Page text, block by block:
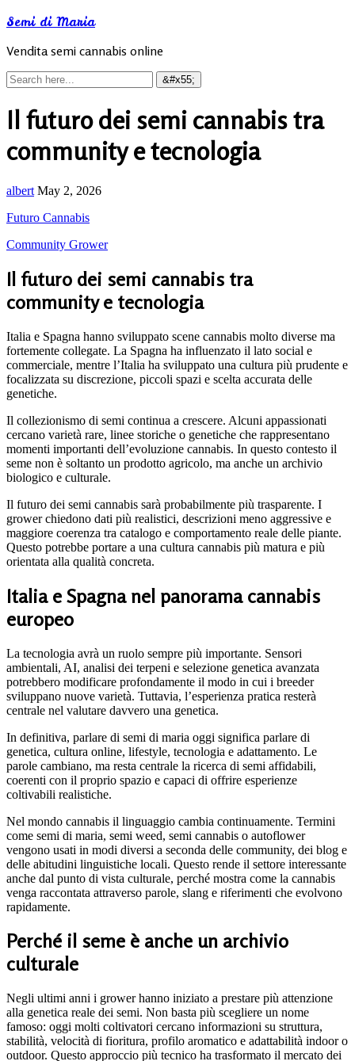
Semi di Maria
Vendita semi cannabis online
Il futuro dei semi cannabis tra
community e tecnologia
albert May 2, 2026
Futuro Cannabis
Community Grower
Il futuro dei semi cannabis tra
community e tecnologia
Italia e Spagna hanno sviluppato scene cannabis molto diverse ma
fortemente collegate. La Spagna ha influenzato il lato social e
commerciale, mentre l’Italia ha sviluppato una cultura più prudente e
focalizzata su discrezione, piccoli spazi e scelta accurata delle
genetiche.
Il collezionismo di semi continua a crescere. Alcuni appassionati
cercano varietà rare, linee storiche o genetiche che rappresentano
momenti importanti dell’evoluzione cannabis. In questo contesto il
seme non è soltanto un prodotto agricolo, ma anche un archivio
biologico e culturale.
Il futuro dei semi cannabis sarà probabilmente più trasparente. I
grower chiedono dati più realistici, descrizioni meno aggressive e
maggiore coerenza tra catalogo e comportamento reale delle piante.
Questo potrebbe portare a una cultura cannabis più matura e più
orientata alla qualità concreta.
Italia e Spagna nel panorama cannabis
europeo
La tecnologia avrà un ruolo sempre più importante. Sensori
ambientali, AI, analisi dei terpeni e selezione genetica avanzata
potrebbero modificare profondamente il modo in cui i breeder
sviluppano nuove varietà. Tuttavia, l’esperienza pratica resterà
centrale nel valutare davvero una genetica.
In definitiva, parlare di semi di maria oggi significa parlare di
genetica, cultura online, lifestyle, tecnologia e adattamento. Le
parole cambiano, ma resta centrale la ricerca di semi affidabili,
coerenti con il proprio spazio e capaci di offrire esperienze
coltivabili realistiche.
Nel mondo cannabis il linguaggio cambia continuamente. Termini
come semi di maria, semi weed, semi cannabis o autoflower
vengono usati in modi diversi a seconda delle community, dei blog e
delle abitudini linguistiche locali. Questo rende il settore interessante
anche dal punto di vista culturale, perché mostra come la cannabis
venga raccontata attraverso parole, slang e riferimenti che evolvono
rapidamente.
Perché il seme è anche un archivio
culturale
Negli ultimi anni i grower hanno iniziato a prestare più attenzione
alla genetica reale dei semi. Non basta più scegliere un nome
famoso: oggi molti coltivatori cercano informazioni su struttura,
stabilità, velocità di fioritura, profilo aromatico e adattabilità indoor o
outdoor. Questo approccio più tecnico ha trasformato il mercato dei